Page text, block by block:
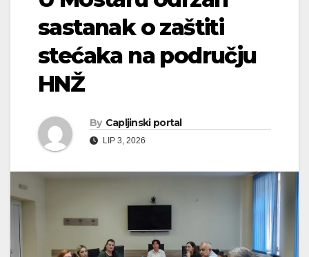
sastanak o zaštiti
stećaka na području
HNŽ
By Capljinski portal
LIP 3, 2026